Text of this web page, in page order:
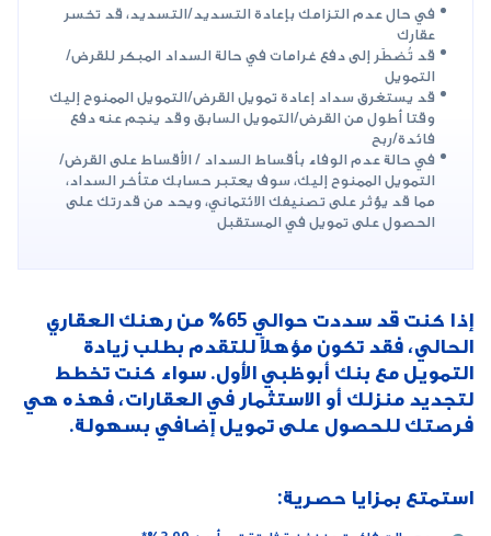
في حال عدم التزامك بإعادة التسديد/التسديد، قد تخسر
عقارك
قد تُضطَر إلى دفع غرامات في حالة السداد المبكر للقرض/
التمويل
قد يستغرق سداد إعادة تمويل القرض/التمويل الممنوح إليك
وقتا أطول من القرض/التمويل السابق وقد ينجم عنه دفع
فائدة/ربح
في حالة عدم الوفاء بأقساط السداد / الأقساط على القرض/
التمويل الممنوح إليك، سوف يعتبر حسابك متأخر السداد،
مما قد يؤثر على تصنيفك الائتماني، ويحد من قدرتك على
الحصول على تمويل في المستقبل
إذا كنت قد سددت حوالي 65% من رهنك العقاري
الحالي، فقد تكون مؤهلاً للتقدم بطلب زيادة
التمويل مع بنك أبوظبي الأول. سواء كنت تخطط
لتجديد منزلك أو الاستثمار في العقارات، فهذه هي
فرصتك للحصول على تمويل إضافي بسهولة.
استمتع بمزايا حصرية: